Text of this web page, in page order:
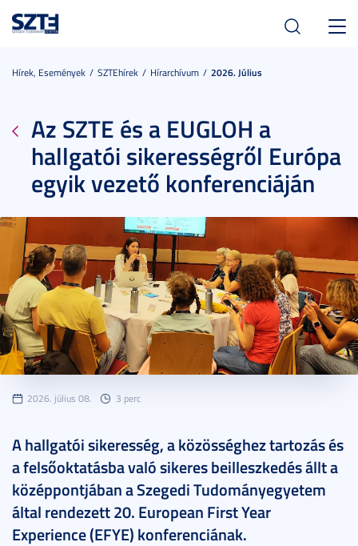
Hírek, Események SZTEhírek Hírarchívum 2026. Július
Az SZTE és a EUGLOH a
hallgatói sikerességről Európa
egyik vezető konferenciáján
2026. július 08. 3 perc
A hallgatói sikeresség, a közösséghez tartozás és
a felsőoktatásba való sikeres beilleszkedés állt a
középpontjában a Szegedi Tudományegyetem
által rendezett 20. European First Year
Experience (EFYE) konferenciának.